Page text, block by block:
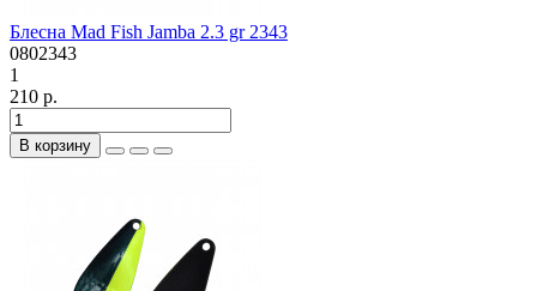
Блесна Mad Fish Jamba 2.3 gr 2343
0802343
1
210 р.
В корзину